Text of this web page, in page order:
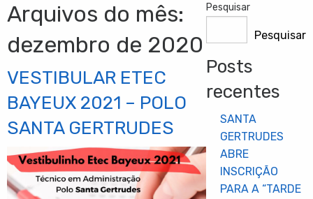
Arquivos do mês:
dezembro de 2020
VESTIBULAR ETEC
BAYEUX 2021 – POLO
SANTA GERTRUDES
Pesquisar
Pesquisar
Posts
recentes
SANTA
GERTRUDES
ABRE
INSCRIÇÃO
PARA A “TARDE